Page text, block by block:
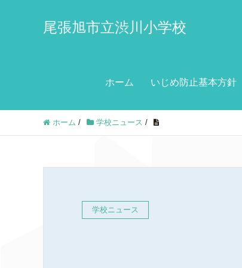
尾張旭市立渋川小学校
ホーム いじめ防止基本方針
ホーム / 学校ニュース /
学校ニュース